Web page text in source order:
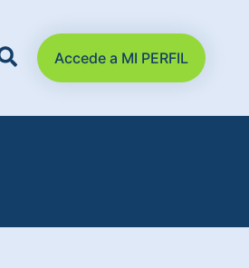
Accede a MI PERFIL